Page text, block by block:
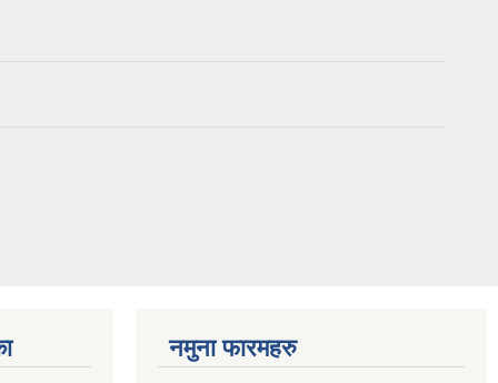
नमुना फारमहरु